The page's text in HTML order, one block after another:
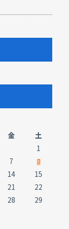
金 土
1
7
8
14
15
21
22
28
29